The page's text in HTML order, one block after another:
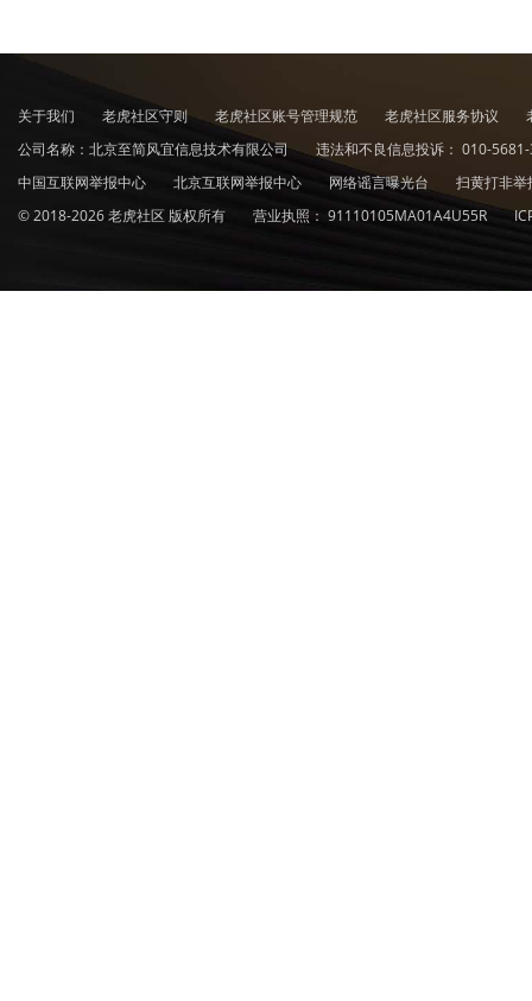
关于我们 老虎社区守则 老虎社区账号管理规范 老虎社区服务协议
公司名称：北京至简风宜信息技术有限公司
违法和不良信息投诉： 010-
中国互联网举报中心
北京互联网举报中心 网络谣言曝光台
扫黄打非
© 2018-2026 老虎社区 版权所有
营业执照： 91110105MA01A4U55R